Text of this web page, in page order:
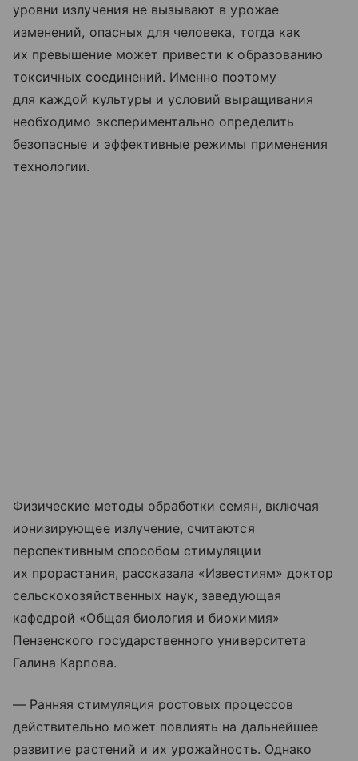
уровни излучения не вызывают в урожае
изменений, опасных для человека, тогда как
их превышение может привести к образованию
токсичных соединений. Именно поэтому
для каждой культуры и условий выращивания
необходимо экспериментально определить
безопасные и эффективные режимы применения
технологии.
Физические методы обработки семян, включая
ионизирующее излучение, считаются
перспективным способом стимуляции
их прорастания, рассказала «Известиям» доктор
сельскохозяйственных наук, заведующая
кафедрой «Общая биология и биохимия»
Пензенского государственного университета
Галина Карпова.
— Ранняя стимуляция ростовых процессов
действительно может повлиять на дальнейшее
развитие растений и их урожайность. Однако